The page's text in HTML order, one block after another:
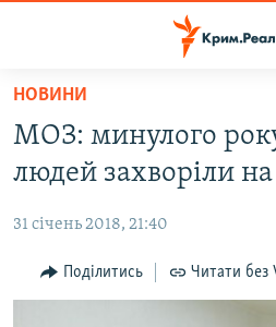
Перейти
основного
матеріалу
до
навігації
Перейти
ПОЛІТИКА
БЛОГИ
НОВИНИ
МОЗ: минулого
людей захворіли на
31 січень 2018, 21:40
Поділитись Читати без